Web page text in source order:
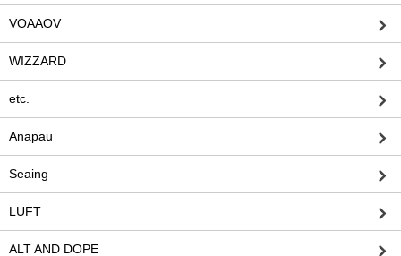
VOAAOV
WIZZARD
etc.
Anapau
Seaing
LUFT
ALT AND DOPE